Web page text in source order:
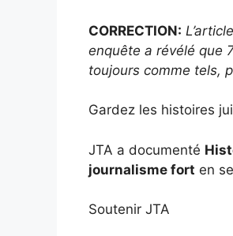
CORRECTION:
enquête a révélé que
toujours comme tels,
Gardez les histoires
JTA a documenté
journalisme fort en
Soutenir JTA